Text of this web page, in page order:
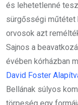
és lehetetlenné
sürgősségi műtétet
orvosok azt
Sajnos a
évében kórházban
David Foster
Bellának súlyos